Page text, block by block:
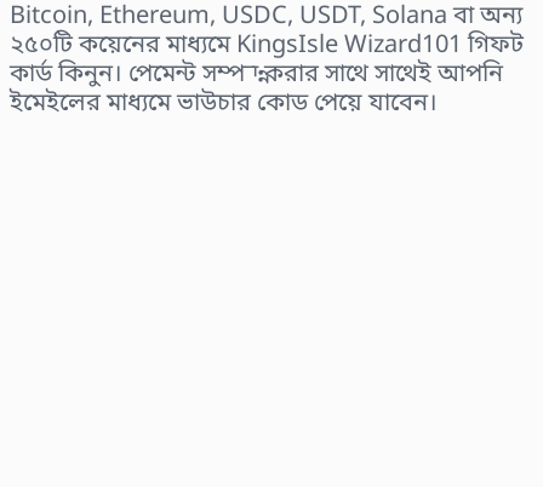
Bitcoin, Ethereum, USDC, USDT, Solana বা অন্য
২৫০টি কয়েনের মাধ্যমে KingsIsle Wizard101 গিফট
কার্ড কিনুন। পেমেন্ট সম্পন্ন করার সাথে সাথেই আপনি
ইমেইলের মাধ্যমে ভাউচার কোড পেয়ে যাবেন।